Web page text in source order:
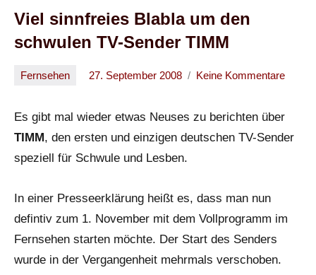
Viel sinnfreies Blabla um den
schwulen TV-Sender TIMM
Fernsehen 27. September 2008 Keine Kommentare
Es gibt mal wieder etwas Neuses zu berichten über
TIMM, den ersten und einzigen deutschen TV-Sender
speziell für Schwule und Lesben.
In einer Presseerklärung heißt es, dass man nun
defintiv zum 1. November mit dem Vollprogramm im
Fernsehen starten möchte. Der Start des Senders
wurde in der Vergangenheit mehrmals verschoben.